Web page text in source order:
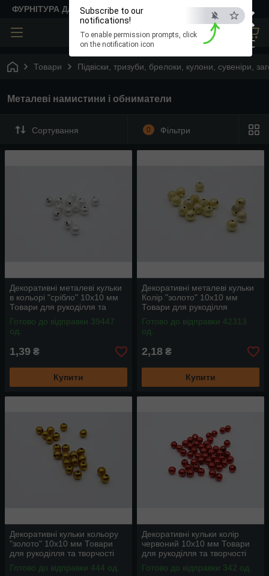
×
ESC
Subscribe to our
notifications!
To enable permission prompts, click
on the notification icon
ФУРНІТУРА ДЛЯ ТВОРЧОСТІ
Товари Підвіски, тризуби, брелоки, кулони, сувеніри,
Металеві намистини і обниматели
Сортування 0 Фільтри
Декоративні металеві кульки
в кольорі "срібло" 10х10 мм
Товари для рукоділля та
творчості
Готово до відправки 39447
од.
1,39 ₴
Купити
Декоративні металеві кульки
Колір "золото" 10х10 мм
Товари для рукоділля
Готово до відправки 42313
од.
2,18 ₴
Купити
Декоративні кульки кольору
"золото" 10х10 мм Товари
для рукоділля та творчості
Готово до відправки 444 од.
Декоративні кульки колір
червоний 10х10 мм Товари
для рукоділля та творчості
Готово до відправки 342 од.